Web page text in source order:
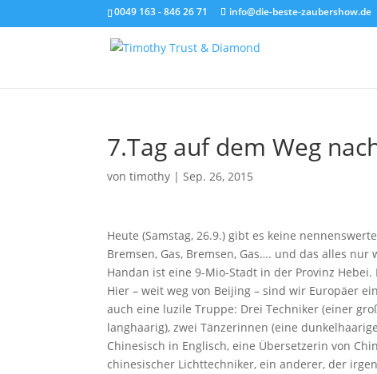
0049 163 - 846 26 71 info@die-beste-zaubershow.de
7.Tag auf dem Weg
vontimothy |Sep. 26, 2015
Heute (Samstag, 26.9.) gibt es keine
Bremsen, Gas, Bremsen, Gas…. und das alles
Handan ist eine 9-Mio-Stadt in der Provinz
Hier – weit weg von Beijing – sind wir Europäer
auch eine luzile Truppe: Drei Techniker (einer
langhaarig), zwei Tänzerinnen (eine
Chinesisch in Englisch, eine Übersetzerin von
chinesischer Lichttechniker, ein anderer, der